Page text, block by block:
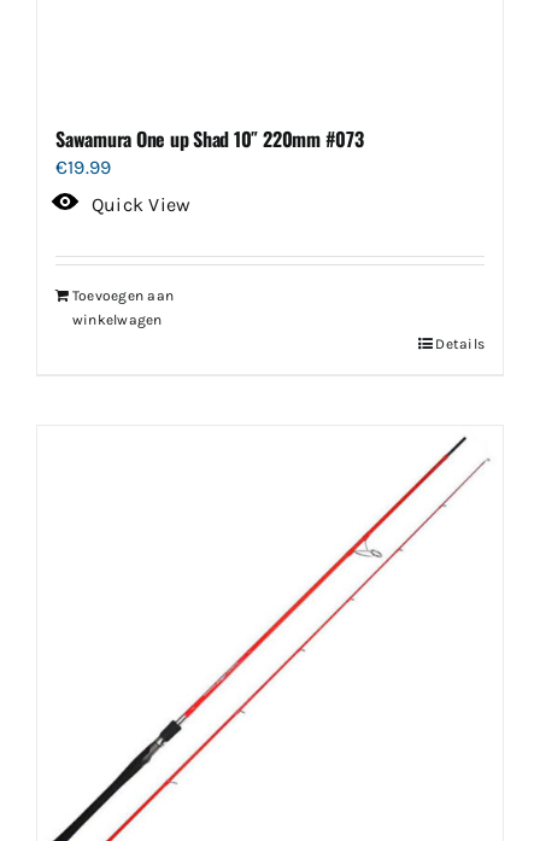
Sawamura One up Shad 10″ 220mm #073
€19.99
Quick View
Toevoegen aan
winkelwagen
Details